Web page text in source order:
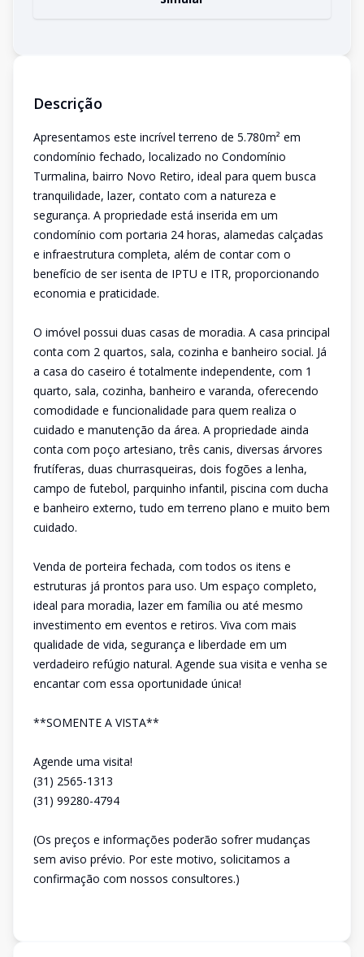
Descrição
Apresentamos este incrível terreno de 5.780m² em
condomínio fechado, localizado no Condomínio
Turmalina, bairro Novo Retiro, ideal para quem busca
tranquilidade, lazer, contato com a natureza e
segurança. A propriedade está inserida em um
condomínio com portaria 24 horas, alamedas calçadas
e infraestrutura completa, além de contar com o
benefício de ser isenta de IPTU e ITR, proporcionando
economia e praticidade.
O imóvel possui duas casas de moradia. A casa principal
conta com 2 quartos, sala, cozinha e banheiro social. Já
a casa do caseiro é totalmente independente, com 1
quarto, sala, cozinha, banheiro e varanda, oferecendo
comodidade e funcionalidade para quem realiza o
cuidado e manutenção da área. A propriedade ainda
conta com poço artesiano, três canis, diversas árvores
frutíferas, duas churrasqueiras, dois fogões a lenha,
campo de futebol, parquinho infantil, piscina com ducha
e banheiro externo, tudo em terreno plano e muito bem
cuidado.
Venda de porteira fechada, com todos os itens e
estruturas já prontos para uso. Um espaço completo,
ideal para moradia, lazer em família ou até mesmo
investimento em eventos e retiros. Viva com mais
qualidade de vida, segurança e liberdade em um
verdadeiro refúgio natural. Agende sua visita e venha se
encantar com essa oportunidade única!
**SOMENTE A VISTA**
Agende uma visita!
(31) 2565-1313
(31) 99280-4794
(Os preços e informações poderão sofrer mudanças
sem aviso prévio. Por este motivo, solicitamos a
confirmação com nossos consultores.)